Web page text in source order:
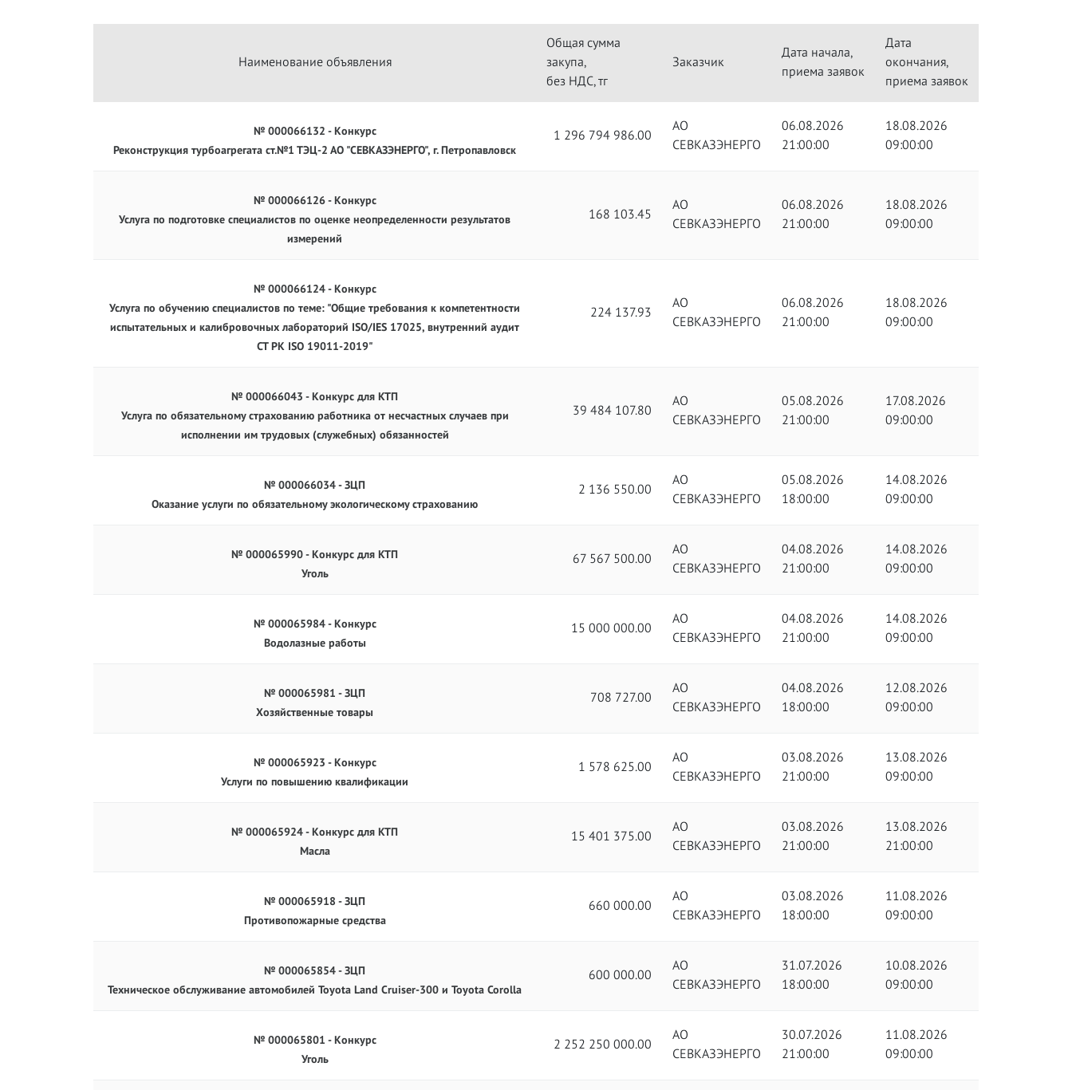
Наименование объявления
Общая сумма
закупа,
без НДС, тг
Заказчик
Дата начала,
приема заявок
Дата
окончания,
приема заявок
№ 000066132 - Конкурс
Реконструкция турбоагрегата ст.№1 ТЭЦ-2 АО "СЕВКАЗЭНЕРГО", г. Петропавловск
1 296 794 986.00
АО
СЕВКАЗЭНЕРГО
06.08.2026
21:00:00
18.08.2026
09:00:00
№ 000066126 - Конкурс
Услуга по подготовке специалистов по оценке неопределенности результатов
измерений
168 103.45
АО
СЕВКАЗЭНЕРГО
06.08.2026
21:00:00
18.08.2026
09:00:00
№ 000066124 - Конкурс
Услуга по обучению специалистов по теме: "Общие требования к компетентности
испытательных и калибровочных лабораторий ISO/IES 17025, внутренний аудит
СТ РК ISO 19011-2019"
224 137.93
АО
СЕВКАЗЭНЕРГО
06.08.2026
21:00:00
18.08.2026
09:00:00
№ 000066043 - Конкурс для КТП
Услуга по обязательному страхованию работника от несчастных случаев при
исполнении им трудовых (служебных) обязанностей
39 484 107.80
АО
СЕВКАЗЭНЕРГО
05.08.2026
21:00:00
17.08.2026
09:00:00
№ 000066034 - ЗЦП
Оказание услуги по обязательному экологическому страхованию
2 136 550.00
АО
СЕВКАЗЭНЕРГО
05.08.2026
18:00:00
14.08.2026
09:00:00
№ 000065990 - Конкурс для КТП
Уголь
67 567 500.00
АО
СЕВКАЗЭНЕРГО
04.08.2026
21:00:00
14.08.2026
09:00:00
№ 000065984 - Конкурс
Водолазные работы
15 000 000.00
АО
СЕВКАЗЭНЕРГО
04.08.2026
21:00:00
14.08.2026
09:00:00
№ 000065981 - ЗЦП
Хозяйственные товары
708 727.00
АО
СЕВКАЗЭНЕРГО
04.08.2026
18:00:00
12.08.2026
09:00:00
№ 000065923 - Конкурс
Услуги по повышению квалификации
1 578 625.00
АО
СЕВКАЗЭНЕРГО
03.08.2026
21:00:00
13.08.2026
09:00:00
№ 000065924 - Конкурс для КТП
Масла
15 401 375.00
АО
СЕВКАЗЭНЕРГО
03.08.2026
21:00:00
13.08.2026
21:00:00
№ 000065918 - ЗЦП
Противопожарные средства
660 000.00
АО
СЕВКАЗЭНЕРГО
03.08.2026
18:00:00
11.08.2026
09:00:00
№ 000065854 - ЗЦП
Техническое обслуживание автомобилей Toyota Land Cruiser-300 и Toyota Corolla
600 000.00
АО
СЕВКАЗЭНЕРГО
31.07.2026
18:00:00
10.08.2026
09:00:00
№ 000065801 - Конкурс
Уголь
2 252 250 000.00
АО
СЕВКАЗЭНЕРГО
30.07.2026
21:00:00
11.08.2026
09:00:00